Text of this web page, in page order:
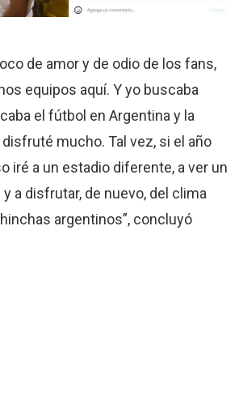
de amor y de odio de los fans,
equipos aquí. Y yo buscaba
el fútbol en Argentina y la
mucho. Tal vez, si el año
iré a un estadio diferente, a ver un
a disfrutar, de nuevo, del clima
argentinos”, concluyó